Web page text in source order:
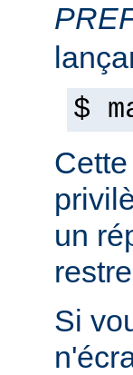
$
un
Si